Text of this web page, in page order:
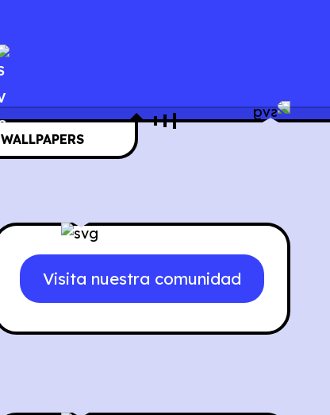
WALLPAPERS
Visita nuestra comunidad